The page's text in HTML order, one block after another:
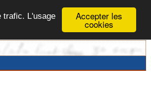
Accepter les
cookies
trafic. L'usage